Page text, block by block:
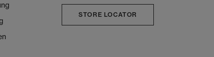
STORE LOCATOR